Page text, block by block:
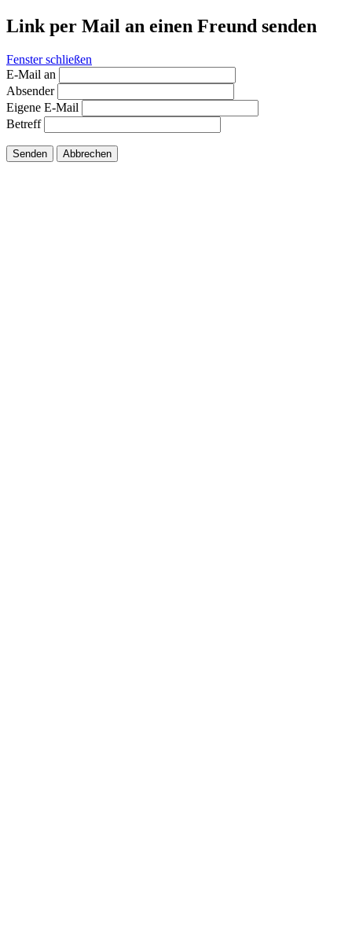
Link per Mail an einen Freund senden
Fenster schließen
E-Mail an
Absender
Eigene E-Mail
Betreff
Senden Abbrechen